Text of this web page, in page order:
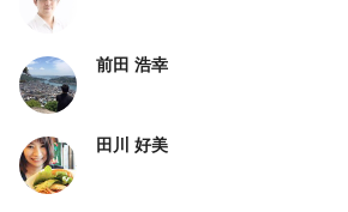
前田 浩幸
田川 好美